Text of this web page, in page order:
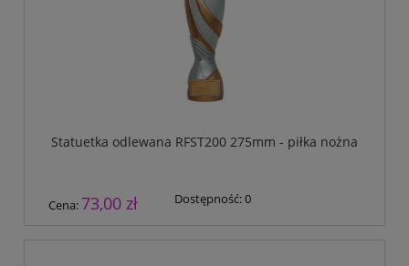
Statuetka odlewana RFST200 275mm - piłka nożna
Cena: 73,00 zł Dostępność:0